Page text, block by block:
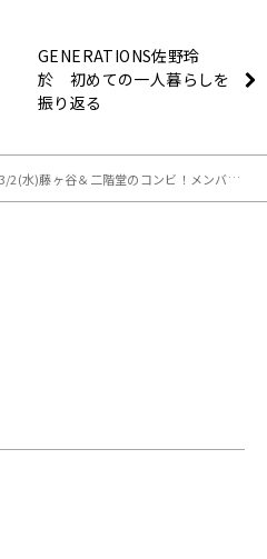
GENERATIONS佐野玲
於 初めての一人暮らしを
振り返る
3/2(水)藤ヶ谷＆二階堂のコンビ！メンバー間の交換日記で事件が？